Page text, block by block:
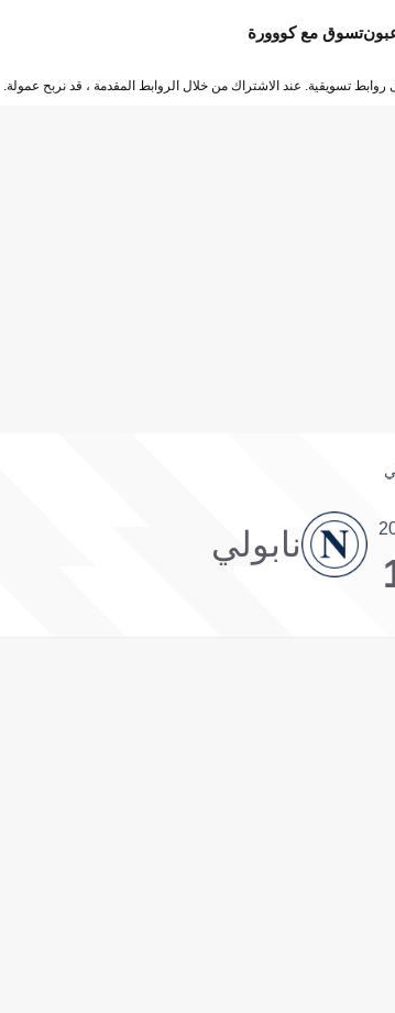
تسوق مع كووورة
تسويقية. عند الاشتراك من خلال الروابط المقدمة ، قد نربح عمولة.
نابولي